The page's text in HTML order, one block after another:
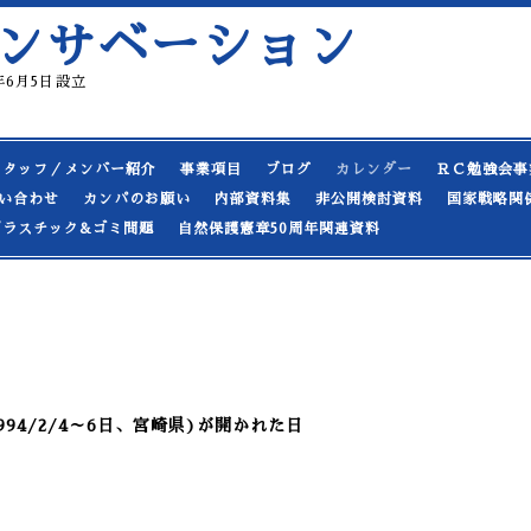
サベーション
5日設立
タッフ／メンバー紹介 事業項目 ブログ カレンダー ＲＣ勉強会事
合わせ カンパのお願い 内部資料集 非公開検討資料 国家戦略関
ラスチック&ゴミ問題 自然保護憲章50周年関連資料
2/4～6日、宮崎県)が開かれた日